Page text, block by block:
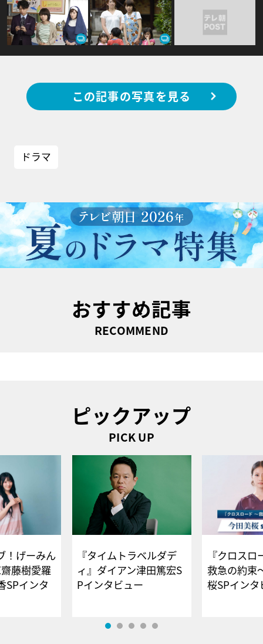
この記事の写真を見る
ドラマ
おすすめ記事
RECOMMEND
ピックアップ
PICK UP
！げーみん
藤樹愛羅
SPインタ
『タイムトラベルダデ
ィ』ダイアン津田篤宏S
Pインタビュー
『クロス
救急の約束
桜SPイ